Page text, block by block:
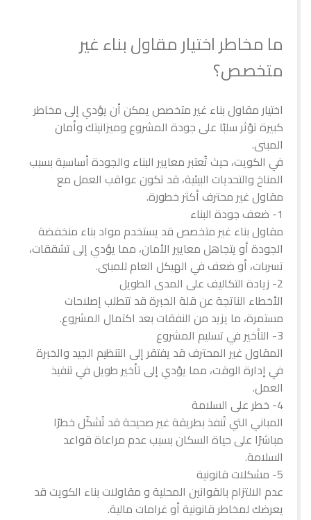
ما مخاطر اختيار مقاول بناء غير
متخصص؟
اختيار مقاول بناء غير متخصص يمكن أن يؤدي إلى مخاطر
كبيرة تؤثر سلبًا على جودة المشروع وميزانيتك وأمان
المبنى.
في الكويت، حيث تُعتبر معايير البناء والجودة أساسية بسبب
المناخ والتحديات البيئية، قد تكون عواقب العمل مع
مقاول غير محترف أكثر خطورة.
1- ضعف جودة البناء
مقاول بناء غير متخصص قد يستخدم مواد بناء منخفضة
الجودة أو يتجاهل معايير الأمان، مما يؤدي إلى تشققات،
تسربات، أو ضعف في الهيكل العام للمبنى.
2- زيادة التكاليف على المدى الطويل
الأخطاء الناتجة عن قلة الخبرة قد تتطلب إصلاحات
مستمرة، ما يزيد من النفقات بعد اكتمال المشروع.
3- التأخير في تسليم المشروع
المقاول غير المحترف قد يفتقر إلى التنظيم الجيد والخبرة
في إدارة الوقت، مما يؤدي إلى تأخير طويل في تنفيذ
العمل.
4- خطر على السلامة
المباني التي تُنفذ بطريقة غير صحيحة قد تُشكّل خطرًا
مباشرًا على حياة السكان بسبب عدم مراعاة قواعد
السلامة.
5- مشكلات قانونية
عدم الالتزام بالقوانين المحلية و مقاولات بناء الكويت قد
يعرضك لمخاطر قانونية أو غرامات مالية.